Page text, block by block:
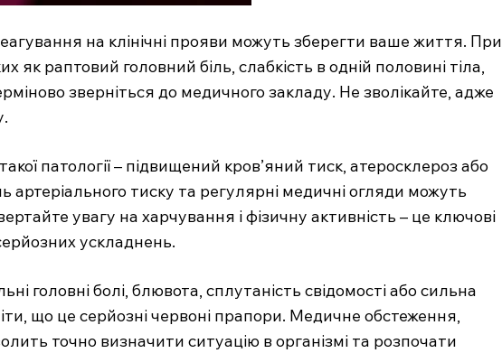
на клінічні прояви можуть зберегти ваше життя. При
як раптовий головний біль, слабкість в одній половині тіла,
зверніться до медичного закладу. Не зволікайте, адже
патології – підвищений кров’яний тиск, атеросклероз або
артеріального тиску та регулярні медичні огляди можуть
увагу на харчування і фізичну активність – це ключові
ускладнень.
головні болі, блювота, сплутаність свідомості або сильна
що це серйозні червоні прапори. Медичне обстеження,
точно визначити ситуацію в організмі та розпочати